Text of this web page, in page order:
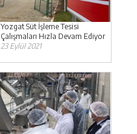
Yozgat Süt İşleme Tesisi
Çalışmaları Hızla Devam Ediyor
23 Eylül 2021